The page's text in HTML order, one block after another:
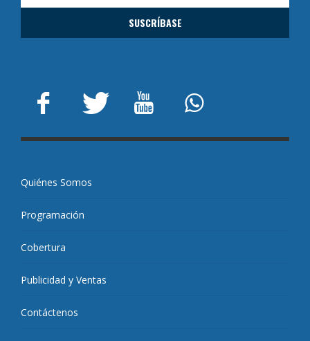
Quiénes Somos
Programación
Cobertura
Publicidad y Ventas
Contáctenos